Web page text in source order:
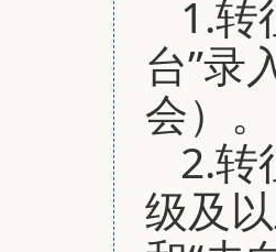
1.转
台”录
会）。
2.转
级及